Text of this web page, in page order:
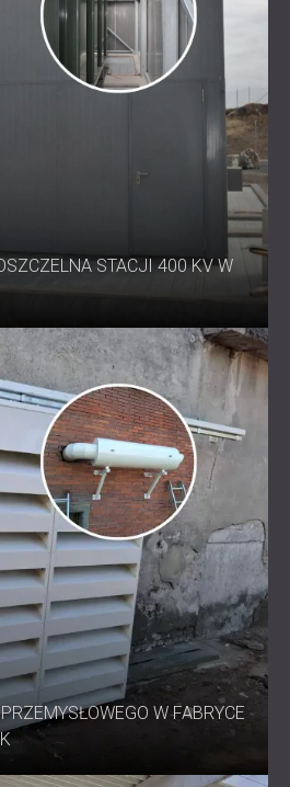
I
CENTRÓW DANYCH
STACJI 400 KV W
W FABRYCE